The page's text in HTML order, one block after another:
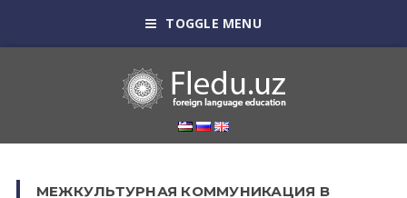
TOGGLE MENU
МЕЖКУЛЬТУРНАЯ КОММУНИКАЦИЯ В